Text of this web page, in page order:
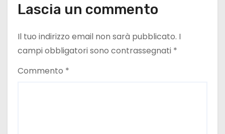
Lascia un commento
Il tuo indirizzo email non sarà pubblicato. I
campi obbligatori sono contrassegnati *
Commento *